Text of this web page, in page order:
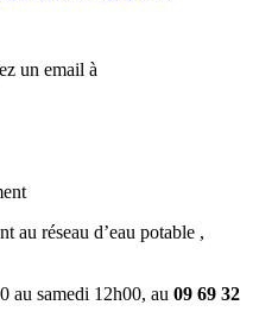
un email à
au réseau d’eau potable ,
au samedi 12h00, au 09 69 32